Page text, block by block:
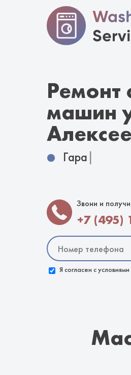
Ремонт
машин
Гарантия 12
Я согласен с условиями
+7 (495)
Звони и